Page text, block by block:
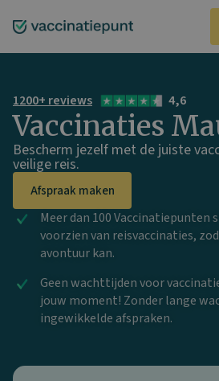
naar
1200+ reviews 4,6
Vaccinaties
Bescherm jezelf met de juiste
veilige reis.
Afspraak maken
Meer dan 100 Vaccinatiepunten
voorzien van reisvaccinaties,
avontuur kan.
Geen wachttijden voor
jouw moment! Zonder lange
ingewikkelde afspraken.